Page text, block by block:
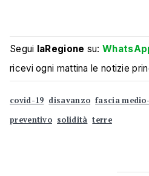
Segui laRegione su:
ricevi ogni mattina le notizie
covid-19 disavanzo fascia
preventivo solidità terre